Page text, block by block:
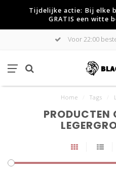
Tijdelijke actie: Bij elke
GRATIS een witte
Voor 22:00
Home Tags
PRODUCTEN